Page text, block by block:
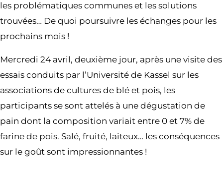
les problématiques communes et les solutions
trouvées… De quoi poursuivre les échanges pour les
prochains mois !
Mercredi 24 avril, deuxième jour, après une visite des
essais conduits par l’Université de Kassel sur les
associations de cultures de blé et pois, les
participants se sont attelés à une dégustation de
pain dont la composition variait entre 0 et 7% de
farine de pois. Salé, fruité, laiteux… les conséquences
sur le goût sont impressionnantes !